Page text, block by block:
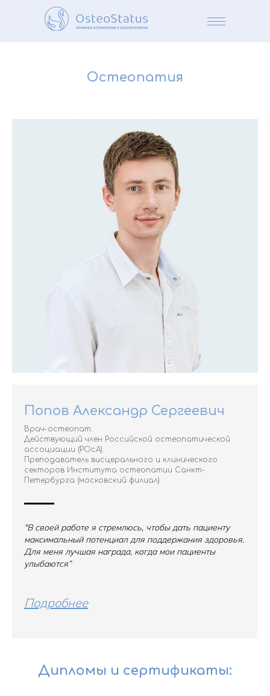
Остеопатия
Попов Александр Сергеевич
Врач-остеопат.
Действующий член Российской остеопатической
ассоциации (РОсА).
Преподаватель висцерального и клинического
секторов Института остеопатии Санкт-
Петербурга (московский филиал)
"В своей работе я стремлюсь, чтобы дать пациенту
максимальный потенциал для поддержания здоровья.
Для меня лучшая награда, когда мои пациенты
улыбаются”
Подробнее
Дипломы и сертификаты: